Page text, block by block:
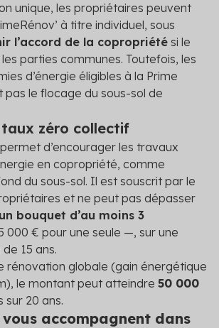
unique, les propriétaires peuvent
à titre individuel, sous
l’accord de la copropriété si le
parties communes. Toutefois, les
d’énergie éligibles à la Prime
pas le flocage du sous-sol de
taux zéro collectif
d’encourager les travaux
en copropriété, comme
du sous-sol. Il est souscrit par le
et ne peut pas dépasser
bouquet d’au moins 3
000 € pour une seule —, sur une
15 ans.
rénovation globale (gain énergétique
le montant peut atteindre 50 000
sur 20 ans.
accompagnent dans